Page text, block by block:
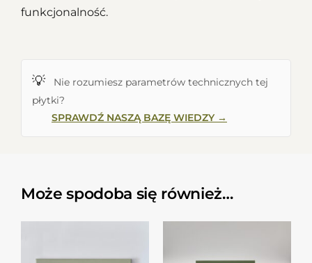
funkcjonalność.
💡
Nie rozumiesz parametrów technicznych tej
płytki?
SPRAWDŹ NASZĄ BAZĘ WIEDZY →
Może spodoba się również…